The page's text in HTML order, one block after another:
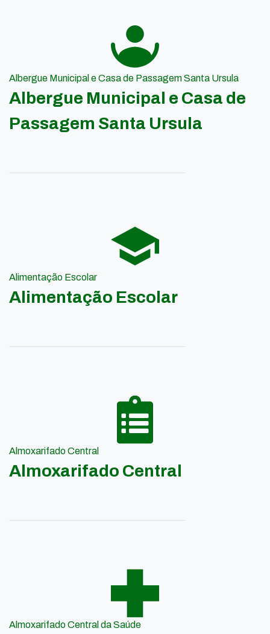
Albergue Municipal e Casa de Passagem Santa Ursula
Albergue Municipal e Casa de
Passagem Santa Ursula
Alimentação Escolar
Alimentação Escolar
Almoxarifado Central
Almoxarifado Central
Almoxarifado Central da Saúde